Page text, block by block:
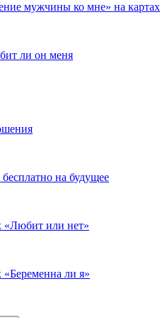
мужчины ко мне» на
ли он меня
на будущее
«Любит или нет»
ли я»